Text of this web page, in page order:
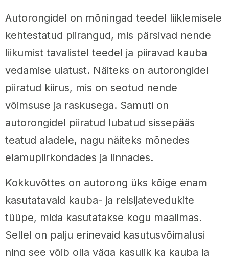
Autorongidel on mõningad teedel liiklemisele
kehtestatud piirangud, mis pärsivad nende
liikumist tavalistel teedel ja piiravad kauba
vedamise ulatust. Näiteks on autorongidel
piiratud kiirus, mis on seotud nende
võimsuse ja raskusega. Samuti on
autorongidel piiratud lubatud sissepääs
teatud aladele, nagu näiteks mõnedes
elamupiirkondades ja linnades.
Kokkuvõttes on autorong üks kõige enam
kasutatavaid kauba- ja reisijatevedukite
tüüpe, mida kasutatakse kogu maailmas.
Sellel on palju erinevaid kasutusvõimalusi
ning see võib olla väga kasulik ka kauba ja